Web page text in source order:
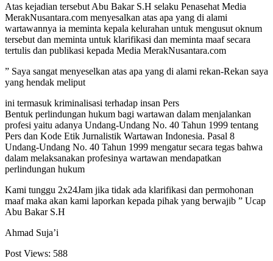
Atas kejadian tersebut Abu Bakar S.H selaku Penasehat Media
MerakNusantara.com menyesalkan atas apa yang di alami
wartawannya ia meminta kepala kelurahan untuk mengusut oknum
tersebut dan meminta untuk klarifikasi dan meminta maaf secara
tertulis dan publikasi kepada Media MerakNusantara.com
” Saya sangat menyeselkan atas apa yang di alami rekan-Rekan saya
yang hendak meliput
ini termasuk kriminalisasi terhadap insan Pers
Bentuk perlindungan hukum bagi wartawan dalam menjalankan
profesi yaitu adanya Undang-Undang No. 40 Tahun 1999 tentang
Pers dan Kode Etik Jurnalistik Wartawan Indonesia. Pasal 8
Undang-Undang No. 40 Tahun 1999 mengatur secara tegas bahwa
dalam melaksanakan profesinya wartawan mendapatkan
perlindungan hukum
Kami tunggu 2x24Jam jika tidak ada klarifikasi dan permohonan
maaf maka akan kami laporkan kepada pihak yang berwajib ” Ucap
Abu Bakar S.H
Ahmad Suja’i
Post Views: 588